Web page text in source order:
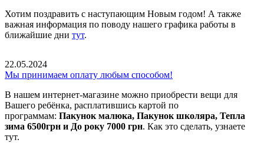
Хотим поздравить с наступающим Новым годом! А также
важная информация по поводу нашего графика работы в
ближайшие дни тут.
22.05.2024
Мы принимаем оплату любым способом!
В нашем интернет-магазине можно приобрести вещи для
Вашего ребёнка, расплатившись картой по
программам: Пакунок малюка, Пакунок школяра, Тепла
зима 6500грн и До року 7000 грн. Как это сделать, узнаете
тут.